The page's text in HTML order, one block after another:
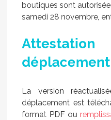
boutiques sont
samedi 28 novembre,
La version
déplacement est
format PDF ou